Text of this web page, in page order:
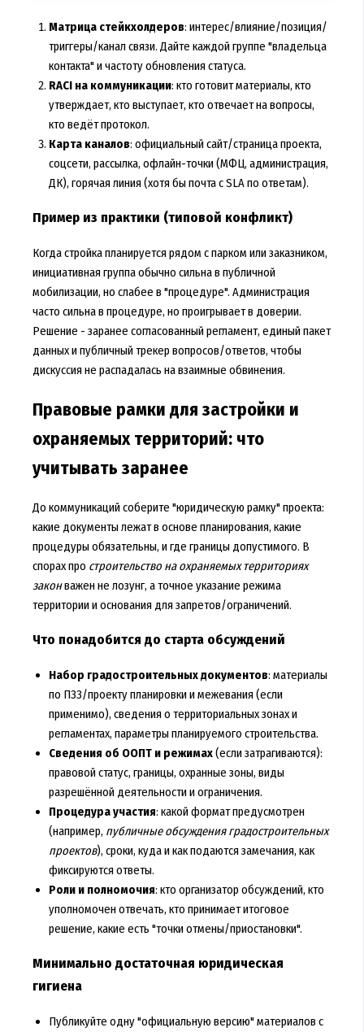
Матрица стейкхолдеров: интерес/влияние/позиция/
триггеры/канал связи. Дайте каждой группе "владельца
контакта" и частоту обновления статуса.
RACI на коммуникации: кто готовит материалы, кто
утверждает, кто выступает, кто отвечает на вопросы,
кто ведёт протокол.
Карта каналов: официальный сайт/страница проекта,
соцсети, рассылка, офлайн-точки (МФЦ, администрация,
ДК), горячая линия (хотя бы почта с SLA по ответам).
Пример из практики (типовой конфликт)
Когда стройка планируется рядом с парком или заказником,
инициативная группа обычно сильна в публичной
мобилизации, но слабее в "процедуре". Администрация
часто сильна в процедуре, но проигрывает в доверии.
Решение - заранее согласованный регламент, единый пакет
данных и публичный трекер вопросов/ответов, чтобы
дискуссия не распадалась на взаимные обвинения.
Правовые рамки для застройки и
охраняемых территорий: что
учитывать заранее
До коммуникаций соберите "юридическую рамку" проекта:
какие документы лежат в основе планирования, какие
процедуры обязательны, и где границы допустимого. В
спорах про строительство на охраняемых территориях
законважен не лозунг, а точное указание режима
территории и основания для запретов/ограничений.
Что понадобится до старта обсуждений
Набор градостроительных документов: материалы
по ПЗЗ/проекту планировки и межевания (если
применимо), сведения о территориальных зонах и
регламентах, параметры планируемого строительства.
Сведения об ООПТ и режимах(если затрагиваются):
правовой статус, границы, охранные зоны, виды
разрешённой деятельности и ограничения.
Процедура участия: какой формат предусмотрен
(например, публичные обсуждения градостроительных
проектов), сроки, куда и как подаются замечания, как
фиксируются ответы.
Роли и полномочия: кто организатор обсуждений, кто
уполномочен отвечать, кто принимает итоговое
решение, какие есть "точки отмены/приостановки".
Минимально достаточная юридическая
гигиена
Публикуйте одну "официальную версию" материалов с